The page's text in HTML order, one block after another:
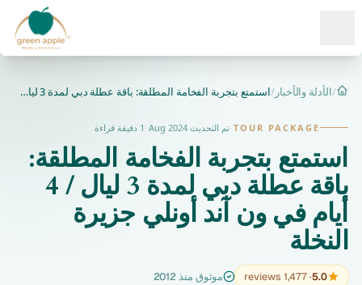
الرئيسية
/الأدلة والأخبار/ استمتع بتجربة الفخامة المطلقة: باقة عطلة دبي لمدة 3 ليال / 4...
TOUR PACKAGE
·تم التحديث Aug 2024 · 1 دقيقة قراءة
استمتع بتجربة الفخامة المطلقة:
باقة عطلة دبي لمدة 3 ليال / 4
أيام في ون آند أونلي جزيرة
النخلة
5.0
· 1,477 reviews موثوق منذ 2012